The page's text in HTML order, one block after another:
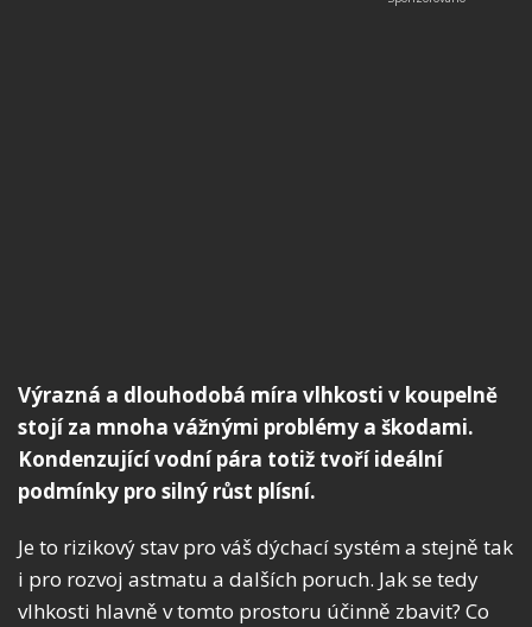
Výrazná a dlouhodobá míra vlhkosti v koupelně
stojí za mnoha vážnými problémy a škodami.
Kondenzující vodní pára totiž tvoří ideální
podmínky pro silný růst plísní.
Je to rizikový stav pro váš dýchací systém a stejně tak
i pro rozvoj astmatu a dalších poruch. Jak se tedy
vlhkosti hlavně v tomto prostoru účinně zbavit? Co